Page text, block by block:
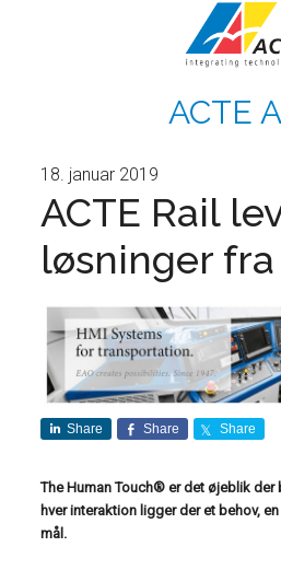
ACTE
18. januar 2019
ACTE Rail
løsninger fra
Share Share Share
The Human Touch® er det øjeblik der
hver interaktion ligger der et behov,
mål.